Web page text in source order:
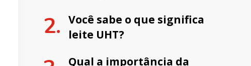
Você sabe o que significa
leite UHT?
Qual a importância da